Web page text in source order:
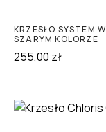
KRZESŁO SYSTEM W
SZARYM KOLORZE
255,00 zł